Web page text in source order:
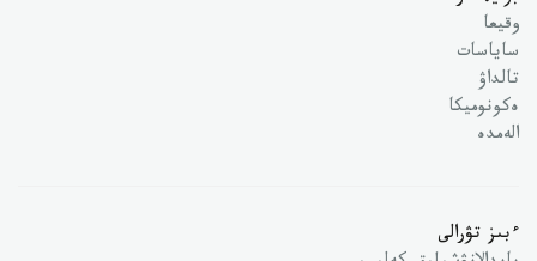
وقيعا
ساياسات
تالداۋ
ەكونوميكا
الەمدە
ءبىز تۋرالى